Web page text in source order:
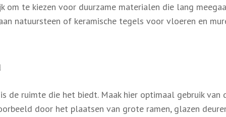
te kiezen voor duurzame materialen die lang
natuursteen of keramische tegels voor vloeren en
de ruimte die het biedt. Maak hier optimaal gebruik van
door het plaatsen van grote ramen, glazen